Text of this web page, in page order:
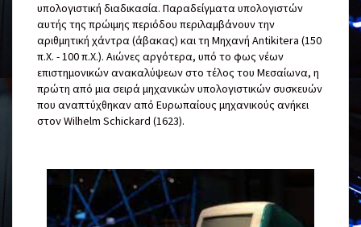
υπολογιστική διαδικασία. Παραδείγματα υπολογιστών
αυτής της πρώιμης περιόδου περιλαμβάνουν την
αριθμητική χάντρα (άβακας) και τη Μηχανή Antikitera (150
π.Χ. - 100 π.Χ.). Αιώνες αργότερα, υπό το φως νέων
επιστημονικών ανακαλύψεων στο τέλος του Μεσαίωνα, η
πρώτη από μια σειρά μηχανικών υπολογιστικών συσκευών
που αναπτύχθηκαν από Ευρωπαίους μηχανικούς ανήκει
στον Wilhelm Schickard (1623).